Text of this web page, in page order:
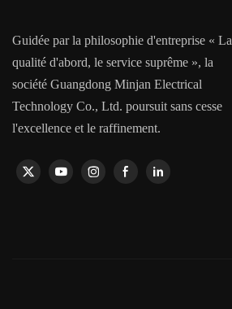
Guidée par la philosophie d'entreprise « La
qualité d'abord, le service suprême », la
société Guangdong Minjan Electrical
Technology Co., Ltd. poursuit sans cesse
l'excellence et le raffinement.